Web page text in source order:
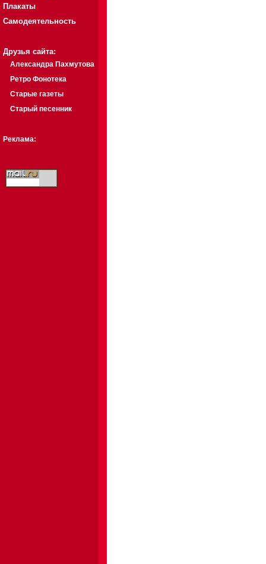
Плакаты
Самодеятельность
Друзья сайта:
Александра Пахмутова
Ретро Фонотека
Старые газеты
Старый песенник
Реклама: